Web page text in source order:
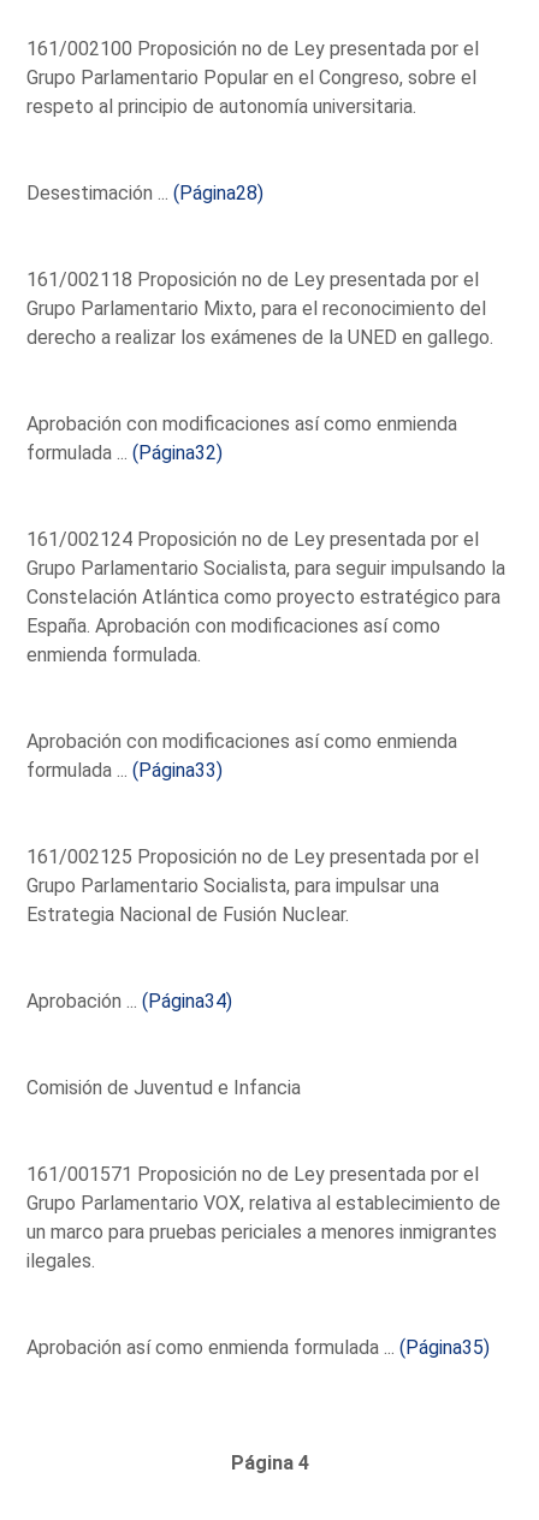
161/002100 Proposición no de Ley presentada por el
Grupo Parlamentario Popular en el Congreso, sobre el
respeto al principio de autonomía universitaria.
Desestimación ...(Página28)
161/002118 Proposición no de Ley presentada por el
Grupo Parlamentario Mixto, para el reconocimiento del
derecho a realizar los exámenes de la UNED en gallego.
Aprobación con modificaciones así como enmienda
formulada ...(Página32)
161/002124 Proposición no de Ley presentada por el
Grupo Parlamentario Socialista, para seguir impulsando la
Constelación Atlántica como proyecto estratégico para
España. Aprobación con modificaciones así como
enmienda formulada.
Aprobación con modificaciones así como enmienda
formulada ...(Página33)
161/002125 Proposición no de Ley presentada por el
Grupo Parlamentario Socialista, para impulsar una
Estrategia Nacional de Fusión Nuclear.
Aprobación ...(Página34)
Comisión de Juventud e Infancia
161/001571 Proposición no de Ley presentada por el
Grupo Parlamentario VOX, relativa al establecimiento de
un marco para pruebas periciales a menores inmigrantes
ilegales.
Aprobación así como enmienda formulada ...(Página35)
Página 4